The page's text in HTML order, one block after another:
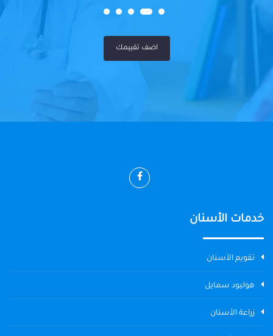
اضف تقييمك
خدمات الأسنان
تقويم الأسنان
هوليود سمايل
زراعة الأسنان